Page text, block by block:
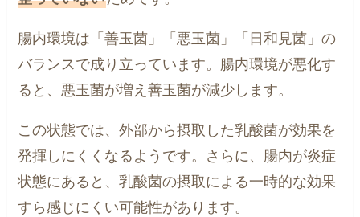
腸内環境は「善玉菌」「悪玉菌」「日和見菌」の
バランスで成り立っています。腸内環境が悪化す
ると、悪玉菌が増え善玉菌が減少します。
この状態では、外部から摂取した乳酸菌が効果を
発揮しにくくなるようです。さらに、腸内が炎症
状態にあると、乳酸菌の摂取による一時的な効果
すら感じにくい可能性があります。